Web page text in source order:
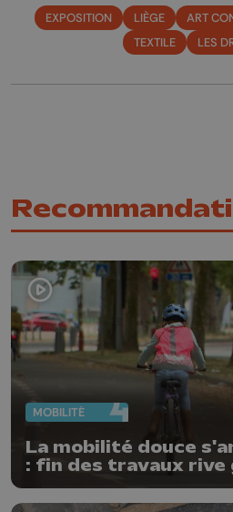
EXPOSITION LIÈGE ART
TEXTILE
LES
MOBILITÉ
La mobilité douce
: fin des travaux rive
cyclo-piétonnes
Guillemins...